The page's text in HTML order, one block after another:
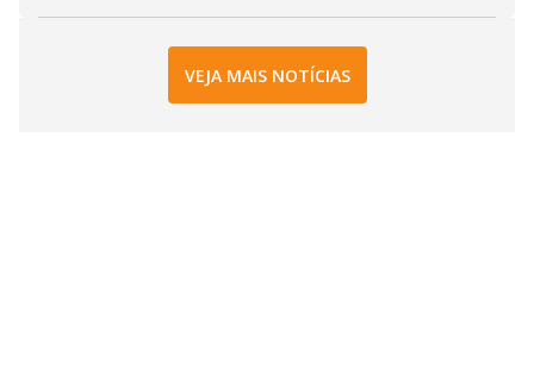
VEJA MAIS NOTÍCIAS